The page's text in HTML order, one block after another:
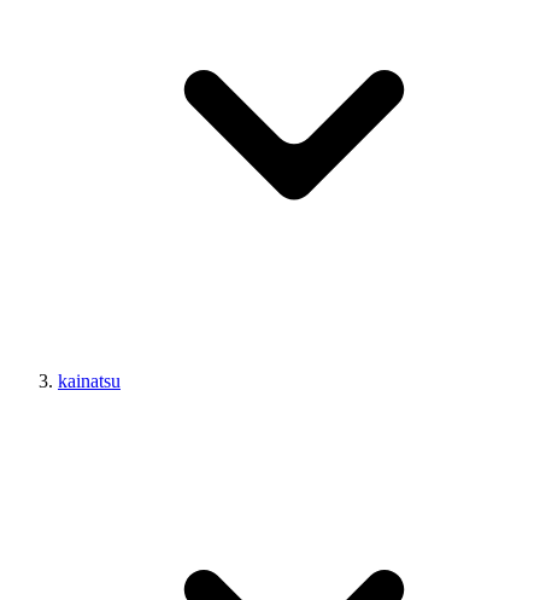
kainatsu